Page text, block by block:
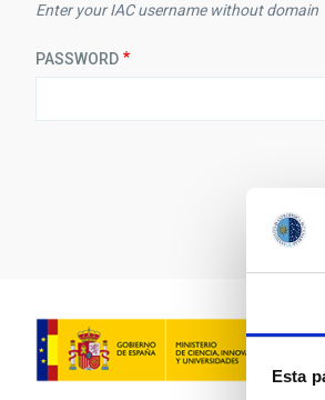
Esta
Enter your IAC username without domain
PASSWORD